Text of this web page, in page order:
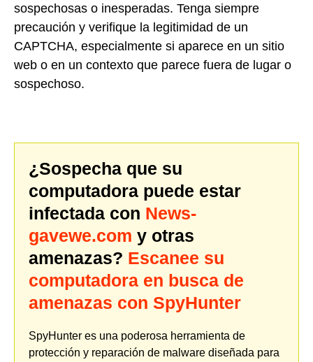
sospechosas o inesperadas. Tenga siempre
precaución y verifique la legitimidad de un
CAPTCHA, especialmente si aparece en un sitio
web o en un contexto que parece fuera de lugar o
sospechoso.
¿Sospecha que su
computadora puede estar
infectada con News-
gavewe.com y otras
amenazas? Escanee su
computadora en busca de
amenazas con SpyHunter
SpyHunter es una poderosa herramienta de
protección y reparación de malware diseñada para